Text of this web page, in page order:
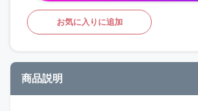
お気に入りに追加
商品説明